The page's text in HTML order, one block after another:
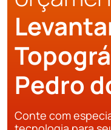
Pedro
Conte com